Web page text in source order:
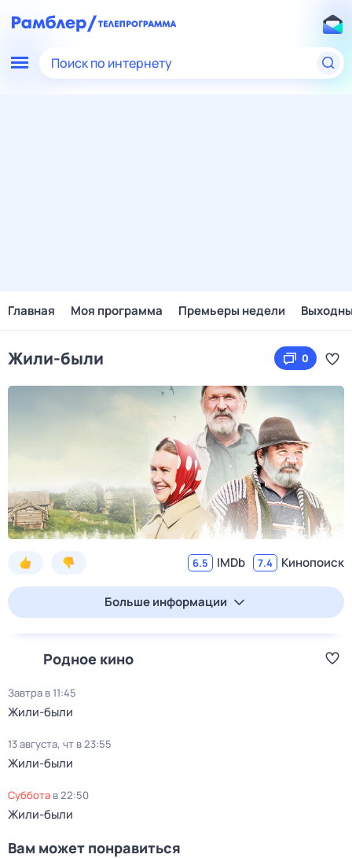
Поиск по интернету
Главная Моя программа Премьеры недели
Жили-были 0
6.5 IMDb 7.4 Кинопоиск
Больше информации
Родное кино
Завтра в 11:45
Жили-были
13 августа, чт в 23:55
Жили-были
суббота в22:50
Жили-были
Вам может понравиться